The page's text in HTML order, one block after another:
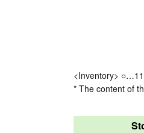
<Inventory>
* The content of